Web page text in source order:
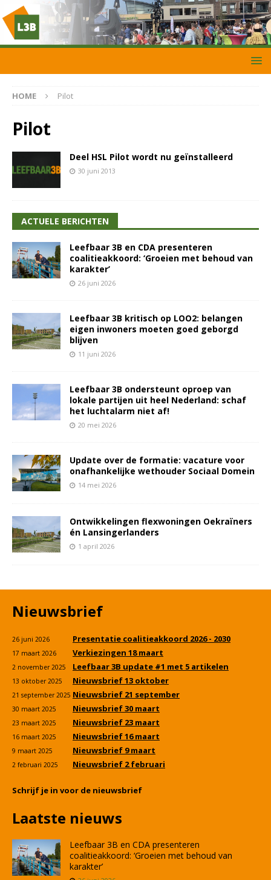
HOME Pilot
Pilot
Deel HSL Pilot wordt nu geïnstalleerd
30 juni 2013
ACTUELE BERICHTEN
Leefbaar 3B en CDA presenteren
coalitieakkoord: ‘Groeien met behoud van
karakter’
26 juni 2026
Leefbaar 3B kritisch op LOO2: belangen
eigen inwoners moeten goed geborgd
blijven
11 juni 2026
Leefbaar 3B ondersteunt oproep van
lokale partijen uit heel Nederland: schaf
het luchtalarm niet af!
20 mei 2026
Update over de formatie: vacature voor
onafhankelijke wethouder Sociaal Domein
14 mei 2026
Ontwikkelingen flexwoningen Oekraïners
én Lansingerlanders
1 april 2026
Nieuwsbrief
26 juni 2026 Presentatie coalitieakkoord 2026 - 2030
17 maart 2026 Verkiezingen 18 maart
2 november 2025 Leefbaar 3B update #1 met 5 artikelen
13 oktober 2025 Nieuwsbrief 13 oktober
21 september 2025 Nieuwsbrief 21 september
30 maart 2025 Nieuwsbrief 30 maart
23 maart 2025 Nieuwsbrief 23 maart
16 maart 2025 Nieuwsbrief 16 maart
9 maart 2025 Nieuwsbrief 9 maart
2 februari 2025 Nieuwsbrief 2 februari
Schrijf je in voor de nieuwsbrief
Laatste nieuws
Leefbaar 3B en CDA presenteren
coalitieakkoord: ‘Groeien met behoud van
karakter’